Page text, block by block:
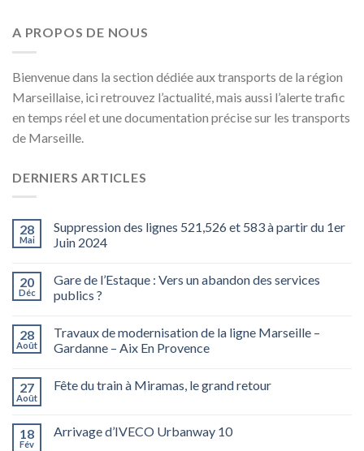
A PROPOS DE NOUS
Bienvenue dans la section dédiée aux transports de la région
Marseillaise, ici retrouvez l’actualité, mais aussi l’alerte trafic
en temps réel et une documentation précise sur les transports
de Marseille.
DERNIERS ARTICLES
28
Mai
Suppression des lignes 521,526 et 583 à partir du 1er
Juin 2024
20
Déc
Gare de l’Estaque : Vers un abandon des services
publics ?
28
Août
Travaux de modernisation de la ligne Marseille –
Gardanne – Aix En Provence
27
Août
Fête du train à Miramas, le grand retour
18
Fév
Arrivage d’IVECO Urbanway 10